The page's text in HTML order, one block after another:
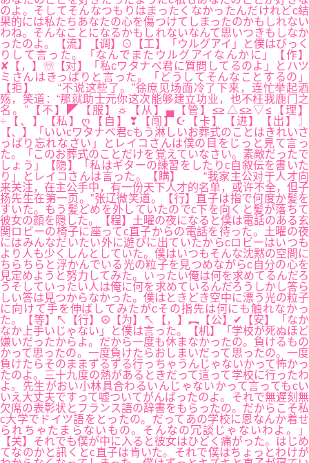
のよ。そしてそんなつもりはまったくなかったんだけれどc結
果的には私たちあなたの心を傷つけてしまったのかもしれない
わね。そんなことになるかもしれないなんて思いつきもしなか
ったのよ。【流】【调】⊙【工】「ウルグアイ」と僕はびっく
りして言った。「なんでまたウルグアイなんかに」【作】
✘【，】☏【对】「私cワタナベ君に質問してるのよ」とハツ
ミさんはきっぱりと言った。「どうしてそんなことするの」
【拒】 “不说这些了。”徐庶见场面冷了下来，连忙举起酒
殇，笑道：“那就助士元你这次能够建立功业，也不枉我鹿门之
名。”【不】◤【服】☼【从】▄【管】≤≥△≤≥▽≤【理】
÷【、】【私】ღ【自】❣【闯】☪【卡】【进】【出】〗
【、】「いいcワタナベ君cもう淋しいお葬式のことはきれいさ
っぱり忘れなさい」とレイコさんは僕の目をじっと見て言っ
た。「このお葬式のことだけを覚えていなさい。素敵だったで
しょう」【隐】「私はギターの練習をしたりc自叙伝を書いた
り」とレイコさんは言った。【瞒】 “我家主公对于人才向
来关注，在主公手中，有一份天下人才的名单，或许不全，但子
扬先生在第一页。”张辽微笑道。【行】直子は指で何度か髪を
すいた。もう髪どめを外していたのでc下を向くと髪が落ちて
彼女の顔を隠した。【程】土曜の夜になると僕は電話のある玄
関ロビーの椅子に座ってc直子からの電話を待った。土曜の夜
にはみんなだいたい外に遊びに出ていたからcロビーはいつも
より人も少くしんとしていた。僕はいつもそんな沈黙の空間に
ちらちらと浮かんでいる光の粒子を見つめながらc自分の心を
見定めようと努力してみた。いったい俺は何を求めてるんだろ
うそしていったい人は俺に何を求めているんだろうしかし答ら
しい答は見つからなかった。僕はときどき空中に漂う光の粒子
に向けて手を伸ばしてみたがcその指先は何にも触れなかっ
た。【等】↖【行】☮【为】↖【，】︻【公】✔【安】「なか
なか上手いじゃない」と僕は言った。【机】「学校が死ぬほど
嫌いだったからよ。だから一度も休まなかったの。負けるもの
かって思ったの。一度負けたらおしまいだって思ったの。一度
負けたらそのままずるずる行っちゃうんじゃないかって怖かっ
たのよ。三十九度の熱があるときだって這って学校に行ったわ
よ。先生がおい小林具合わるいんじゃないかって言ってもcい
いえ大丈夫ですって嘘ついてがんばったのよ。それで無遅刻無
欠席の表彰状とフランス語の辞書をもらったの。だからこそ私
c大学でドイツ語をとったの。だってあの学校に恩なんか着せ
られちゃたまらないもの。そんなの冗談じゃないわよ。」
【关】それでも僕が中に入ると彼女はひどく痛がった。はじめ
てなのかと訊くとc直子は肯いた。それで僕はちょっとわけが